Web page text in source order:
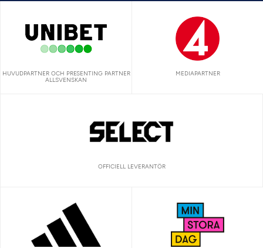
HUVUDPARTNER OCH PRESENTING PARTNER
ALLSVENSKAN
MEDIAPARTNER
OFFICIELL LEVERANTÖR